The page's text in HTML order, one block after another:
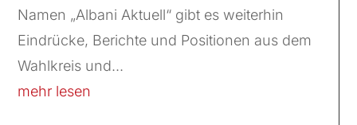
Namen „Albani Aktuell“ gibt es weiterhin
Eindrücke, Berichte und Positionen aus dem
Wahlkreis und...
mehr lesen